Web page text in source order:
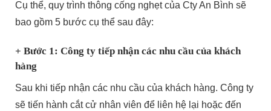
Cụ thể, quy trình thông cống nghẹt của Cty An Bình sẽ
bao gồm 5 bước cụ thể sau đây:
+ Bước 1: Công ty tiếp nhận các nhu cầu của khách
hàng
Sau khi tiếp nhận các nhu cầu của khách hàng. Công ty
sẽ tiến hành cắt cử nhân viên để liên hệ lại hoặc đến